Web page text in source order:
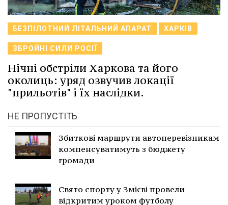
БЕЗПІЛОТНИЙ ЛІТАЛЬНИЙ АПАРАТ ХАРКІВ
ЗБРОЙНІ СИЛИ РОСІЇ
Нічні обстріли Харкова та його
околиць: уряд озвучив локації
"прильотів" і їх наслідки.
НЕ ПРОПУСТІТЬ
Збиткові маршрути автоперевізникам
компенсуватимуть з бюджету
громади
Свято спорту у Змієві провели
відкритим уроком футболу